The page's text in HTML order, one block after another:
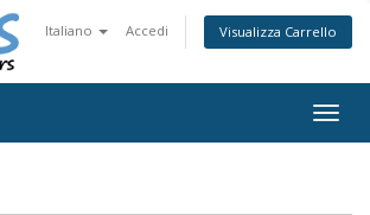
Italiano Accedi Visualizza Carrello